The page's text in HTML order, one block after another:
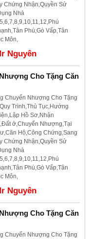
Chứng Nhận,Quyền Sử
Nhà
Phú,Gò Vấp,Tân
Môn,
Nguyên
Cho Tặng Căn
Chuyển Nhượng Cho Tặng
Trình,Thủ Tục,Hướng
Hồ Sơ,Nhận
ở,Chuyển Nhượng,Tại
Hộ,Công Chứng,Sang
Chứng Nhận,Quyền Sử
Nhà
Phú,Gò Vấp,Tân
Môn,
Nguyên
Cho Tặng Căn
Chuyển Nhượng Cho Tặng